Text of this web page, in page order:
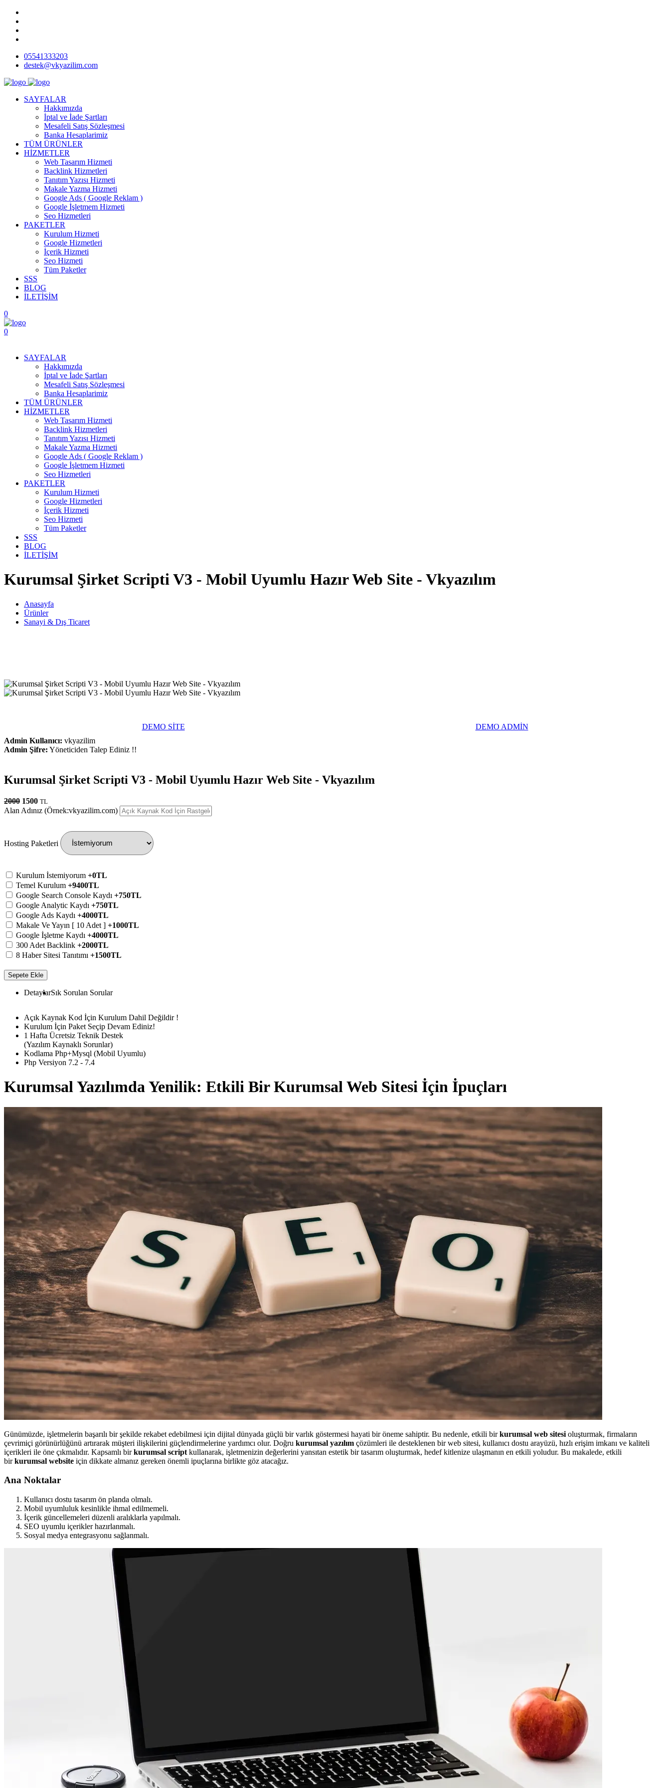
05541333203
destek@vkyazilim.com
SAYFALAR
Hakkımızda
İptal ve İade Şartları
Mesafeli Satış Sözleşmesi
Banka Hesaplarimiz
TÜM ÜRÜNLER
HİZMETLER
Web Tasarım Hizmeti
Backlink Hizmetleri
Tanıtım Yazısı Hizmeti
Makale Yazma Hizmeti
Google Ads ( Google Reklam )
Google İşletmem Hizmeti
Seo Hizmetleri
PAKETLER
Kurulum Hizmeti
Google Hizmetleri
İçerik Hizmeti
Seo Hizmeti
Tüm Paketler
SSS
BLOG
İLETİŞİM
0
0
SAYFALAR
Hakkımızda
İptal ve İade Şartları
Mesafeli Satış Sözleşmesi
Banka Hesaplarimiz
TÜM ÜRÜNLER
HİZMETLER
Web Tasarım Hizmeti
Backlink Hizmetleri
Tanıtım Yazısı Hizmeti
Makale Yazma Hizmeti
Google Ads ( Google Reklam )
Google İşletmem Hizmeti
Seo Hizmetleri
PAKETLER
Kurulum Hizmeti
Google Hizmetleri
İçerik Hizmeti
Seo Hizmeti
Tüm Paketler
SSS
BLOG
İLETİŞİM
Kurumsal Şirket Scripti V3 - Mobil Uyumlu Hazır Web Site - Vkyazılım
Anasayfa
Ürünler
Sanayi & Dış Ticaret
DEMO SİTE
DEMO ADMİN
Admin Kullanıcı: vkyazilim
Admin Şifre: Yöneticiden Talep Ediniz !!
Kurumsal Şirket Scripti V3 - Mobil Uyumlu Hazır Web Site - Vkyazılım
2000 1500 TL
Alan Adınız (Örnek:vkyazilim.com)
Hosting Paketleri
Kurulum İstemiyorum +0TL
Temel Kurulum +9400TL
Google Search Console Kaydı +750TL
Google Analytic Kaydı +750TL
Google Ads Kaydı +4000TL
Makale Ve Yayın [ 10 Adet ] +1000TL
Google İşletme Kaydı +4000TL
300 Adet Backlink +2000TL
8 Haber Sitesi Tanıtımı +1500TL
Sepete Ekle
DetaylarSık Sorulan Sorular
Açık Kaynak Kod İçin Kurulum Dahil Değildir !
Kurulum İçin Paket Seçip Devam Ediniz!
1 Hafta Ücretsiz Teknik Destek
(Yazılım Kaynaklı Sorunlar)
Kodlama Php+Mysql (Mobil Uyumlu)
Php Versiyon 7.2 - 7.4
Kurumsal Yazılımda Yenilik: Etkili Bir Kurumsal Web Sitesi İçin İpuçları
Günümüzde, işletmelerin başarılı bir şekilde rekabet edebilmesi için dijital dünyada güçlü bir varlık göstermesi hayati bir öneme sahiptir. Bu nedenle, etkili birkurumsal web sitesi oluşturmak, firmaların
çevrimiçi görünürlüğünü artırarak müşteri ilişkilerini güçlendirmelerine yardımcı olur. Doğru kurumsal yazılım çözümleri ile desteklenen bir web sitesi, kullanıcı dostu arayüzü, hızlı erişim imkanı ve kaliteli
içerikleri ile öne çıkmalıdır. Kapsamlı birkurumsal script kullanarak, işletmenizin değerlerini yansıtan estetik bir tasarım oluşturmak, hedef kitlenize ulaşmanın en etkili yoludur. Bu makalede, etkili
birkurumsal website için dikkate almanız gereken önemli ipuçlarına birlikte göz atacağız.
Ana Noktalar
Kullanıcı dostu tasarım ön planda olmalı.
Mobil uyumluluk kesinlikle ihmal edilmemeli.
İçerik güncellemeleri düzenli aralıklarla yapılmalı.
SEO uyumlu içerikler hazırlanmalı.
Sosyal medya entegrasyonu sağlanmalı.